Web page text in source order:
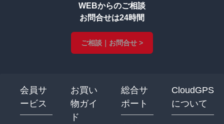
WEBからのご相談
お問合せは24時間
ご相談｜お問合せ >
会員サ
ービス
お買い
物ガイ
ド
総合サ
ポート
CloudGPS
について